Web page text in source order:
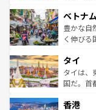
参照して
容にもい
照してほ
き、地方
できる。
まで、さ
リティに
覧を参照
ベトナ
豊かな自
く伸びる
急速な発
ーチミン
醸し出し
とつ。フ
タイ
タイは、
国だ。首
の活気が
香港